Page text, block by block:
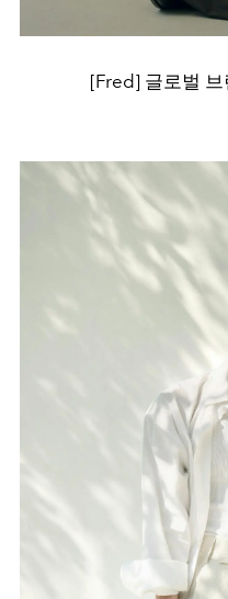
[Fred] 글로벌 브